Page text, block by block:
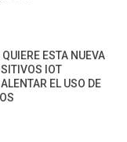
ESTA NUEVA
IOT
EL USO DE